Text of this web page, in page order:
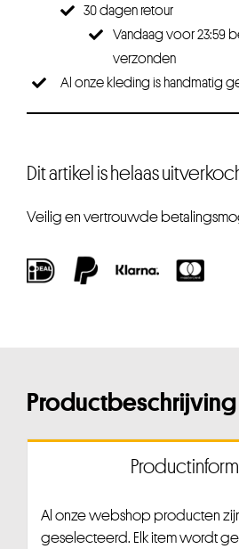
30 dagen retour
Vandaag voor 23:59
verzonden
Al onze kleding is handmatig
Dit artikel is helaas
Veilig en vertrouwde
Productbeschrijving
Al onze webshop producten
geselecteerd. Elk item wordt